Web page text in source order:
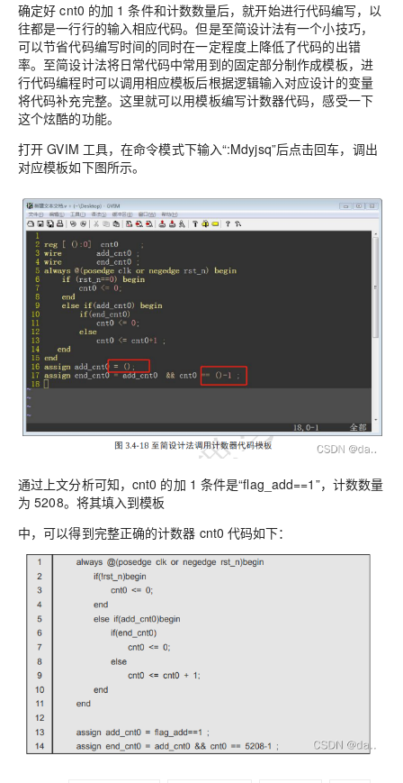
确定好 cnt0 的加 1 条件和计数数量后，就开始进行代码编写，以
往都是一行行的输入相应代码。但是至简设计法有一个小技巧，
可以节省代码编写时间的同时在一定程度上降低了代码的出错
率。至简设计法将日常代码中常用到的固定部分制作成模板，进
行代码编程时可以调用相应模板后根据逻辑输入对应设计的变量
将代码补充完整。这里就可以用模板编写计数器代码，感受一下
这个炫酷的功能。
打开 GVIM 工具，在命令模式下输入“:Mdyjsq”后点击回车，调出
对应模板如下图所示。
通过上文分析可知，cnt0 的加 1 条件是“flag_add==1”，计数数量
为 5208。将其填入到模板
中，可以得到完整正确的计数器 cnt0 代码如下：